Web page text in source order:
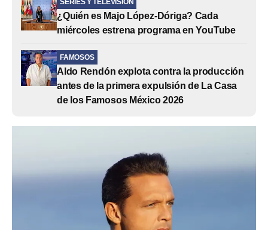
¿Quién es Majo López-Dóriga? Cada
miércoles estrena programa en YouTube
FAMOSOS
Aldo Rendón explota contra la producción
antes de la primera expulsión de La Casa
de los Famosos México 2026